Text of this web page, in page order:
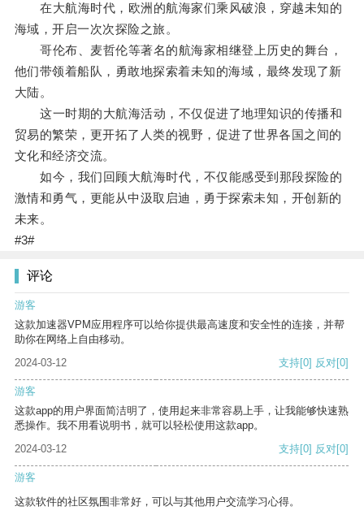
在大航海时代，欧洲的航海家们乘风破浪，穿越未知的
海域，开启一次次探险之旅。
哥伦布、麦哲伦等著名的航海家相继登上历史的舞台，
他们带领着船队，勇敢地探索着未知的海域，最终发现了新
大陆。
这一时期的大航海活动，不仅促进了地理知识的传播和
贸易的繁荣，更开拓了人类的视野，促进了世界各国之间的
文化和经济交流。
如今，我们回顾大航海时代，不仅能感受到那段探险的
激情和勇气，更能从中汲取启迪，勇于探索未知，开创新的
未来。
#3#
评论
游客
这款加速器VPM应用程序可以给你提供最高速度和安全性的连接，并帮
助你在网络上自由移动。
2024-03-12
支持[0] 反对[0]
游客
这款app的用户界面简洁明了，使用起来非常容易上手，让我能够快速熟
悉操作。我不用看说明书，就可以轻松使用这款app。
2024-03-12
支持[0] 反对[0]
游客
这款软件的社区氛围非常好，可以与其他用户交流学习心得。